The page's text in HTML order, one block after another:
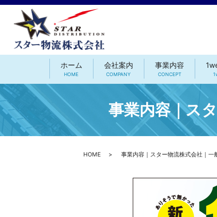
ホーム
HOME
会社案内
COMPANY
事業内容
CONCEPT
事業内容｜ス
HOME 事業内容｜スター物流株式会社｜一